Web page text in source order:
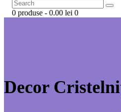
0 produse - 0.00 lei 0
Decor